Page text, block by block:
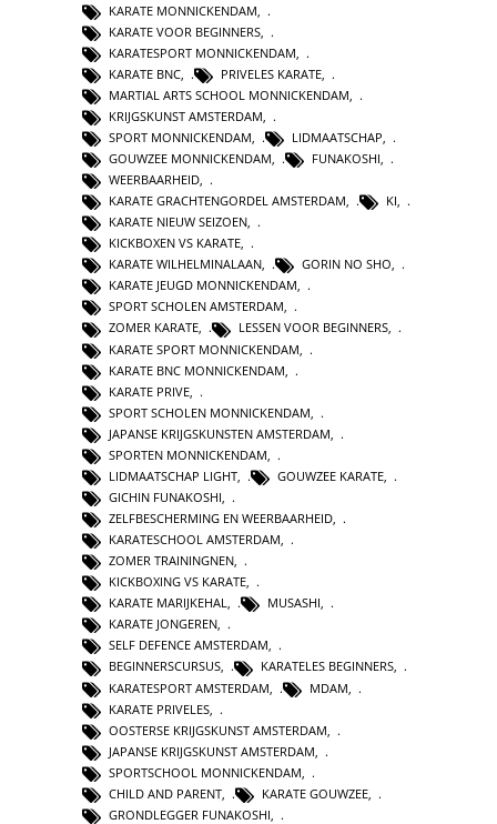
KARATE MONNICKENDAM
KARATE VOOR BEGINNERS
KARATESPORT MONNICKENDAM
KARATE BNC
PRIVELES KARATE
MARTIAL ARTS SCHOOL MONNICKENDAM
KRIJGSKUNST AMSTERDAM
SPORT MONNICKENDAM
LIDMAATSCHAP
GOUWZEE MONNICKENDAM
FUNAKOSHI
WEERBAARHEID,
KARATE GRACHTENGORDEL AMSTERDAM, KI,
KARATE NIEUW SEIZOEN,
KICKBOXEN VS KARATE,
KARATE WILHELMINALAAN, GORIN NO SHO,
KARATE JEUGD MONNICKENDAM,
SPORT SCHOLEN AMSTERDAM,
ZOMER KARATE, LESSEN VOOR BEGINNERS,
KARATE SPORT MONNICKENDAM
KARATE BNC MONNICKENDAM
KARATE PRIVE
SPORT SCHOLEN MONNICKENDAM
JAPANSE KRIJGSKUNSTEN AMSTERDAM
SPORTEN MONNICKENDAM
LIDMAATSCHAP LIGHT
GOUWZEE KARATE
GICHIN FUNAKOSHI
ZELFBESCHERMING EN WEERBAARHEID,
KARATESCHOOL AMSTERDAM,
ZOMER TRAININGNEN,
KICKBOXING VS KARATE,
KARATE MARIJKEHAL, MUSASHI,
KARATE JONGEREN,
SELF DEFENCE AMSTERDAM,
BEGINNERSCURSUS, KARATELES BEGINNERS,
KARATESPORT AMSTERDAM
MDAM
KARATE PRIVELES
OOSTERSE KRIJGSKUNST AMSTERDAM
JAPANSE KRIJGSKUNST AMSTERDAM
SPORTSCHOOL MONNICKENDAM
CHILD AND PARENT
KARATE GOUWZEE
GRONDLEGGER FUNAKOSHI